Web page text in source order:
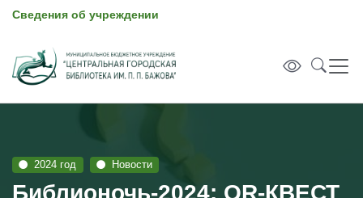
Сведения об учреждении
2024 год Новости